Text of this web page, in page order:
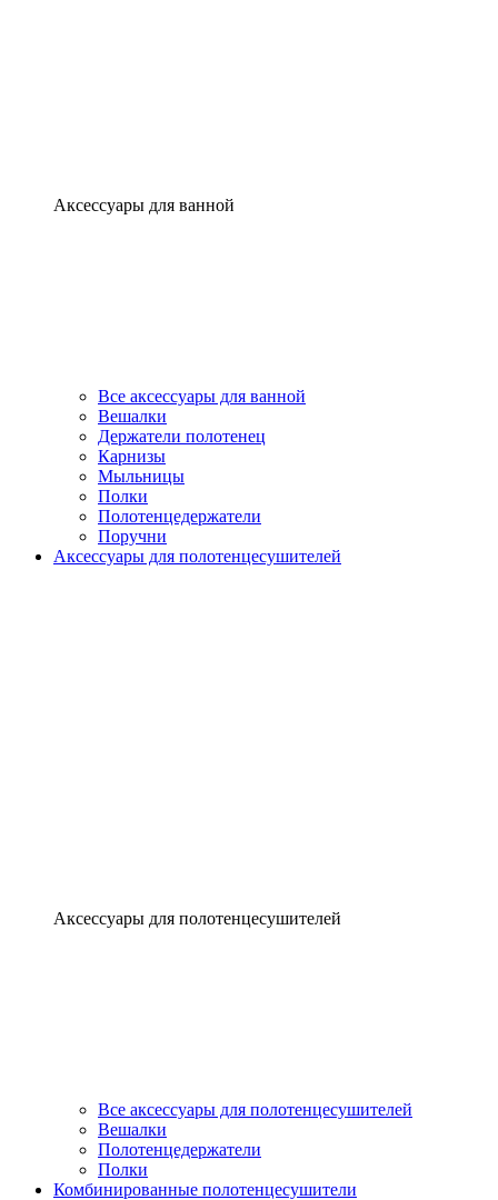
Аксессуары для ванной
Все аксессуары для ванной
Вешалки
Держатели полотенец
Карнизы
Мыльницы
Полки
Полотенцедержатели
Поручни
Аксессуары для полотенцесушителей
Аксессуары для полотенцесушителей
Все аксессуары для полотенцесушителей
Вешалки
Полотенцедержатели
Полки
Комбинированные полотенцесушители